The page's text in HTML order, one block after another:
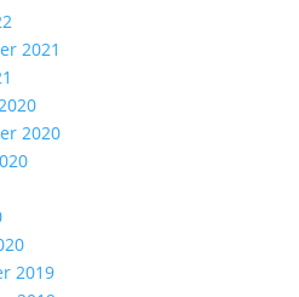
2021
2020
2019